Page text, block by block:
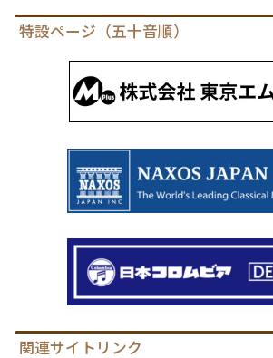
特設ページ（五十音順）
関連サイトリンク